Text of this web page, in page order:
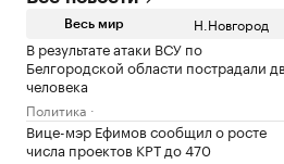
Весь мир Н.Новгород
В результате атаки ВСУ по
Белгородской области пострадали
человека
Политика
Вице-мэр Ефимов сообщил о росте
числа проектов КРТ до 470